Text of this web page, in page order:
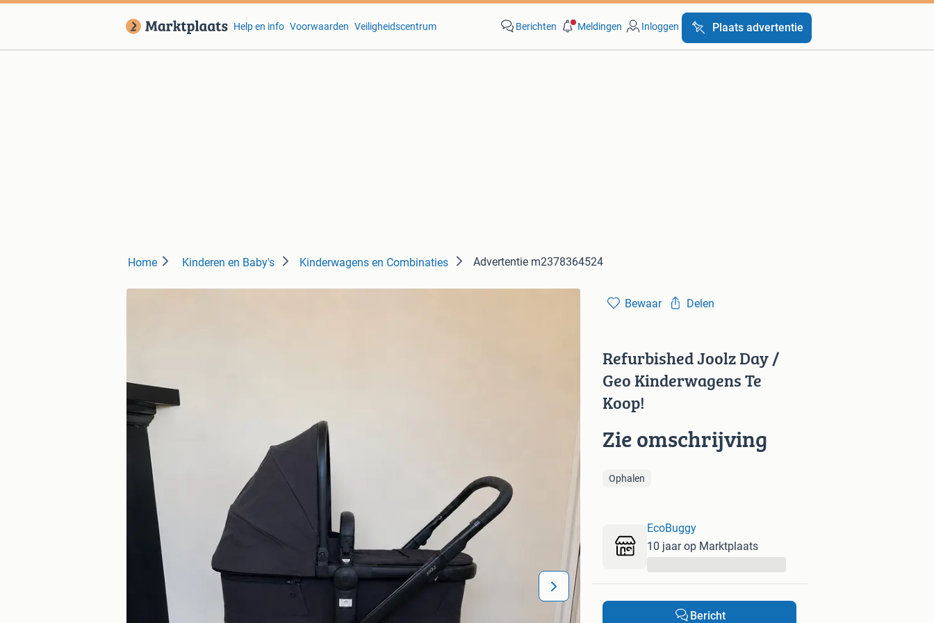
Help en info Voorwaarden Veiligheidscentrum Berichten Meldingen Inloggen Plaats advertentie
Home Kinderen en Baby's Kinderwagens en Combinaties Advertentie m2378364524
Bewaar Delen
Refurbished Joolz Day /
Geo Kinderwagens Te
Koop!
Zie omschrijving
Ophalen
EcoBuggy
10 jaar op Marktplaats
Bericht